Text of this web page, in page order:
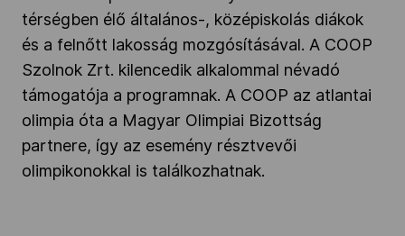
térségben élő általános-, középiskolás diákok
és a felnőtt lakosság mozgósításával. A COOP
Szolnok Zrt. kilencedik alkalommal névadó
támogatója a programnak. A COOP az atlantai
olimpia óta a Magyar Olimpiai Bizottság
partnere, így az esemény résztvevői
olimpikonokkal is találkozhatnak.